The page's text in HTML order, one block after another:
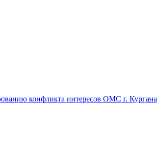
конфликта интересов ОМС г. Кургана